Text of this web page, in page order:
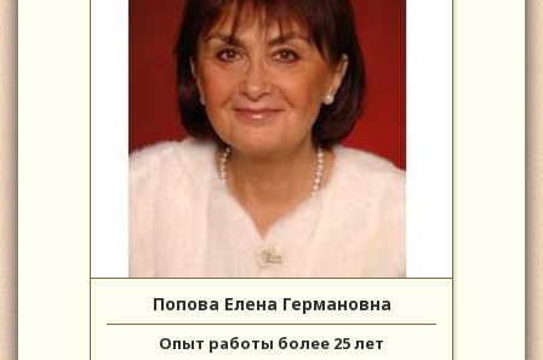
Попова Елена Германовна
Опыт работы более 25 лет